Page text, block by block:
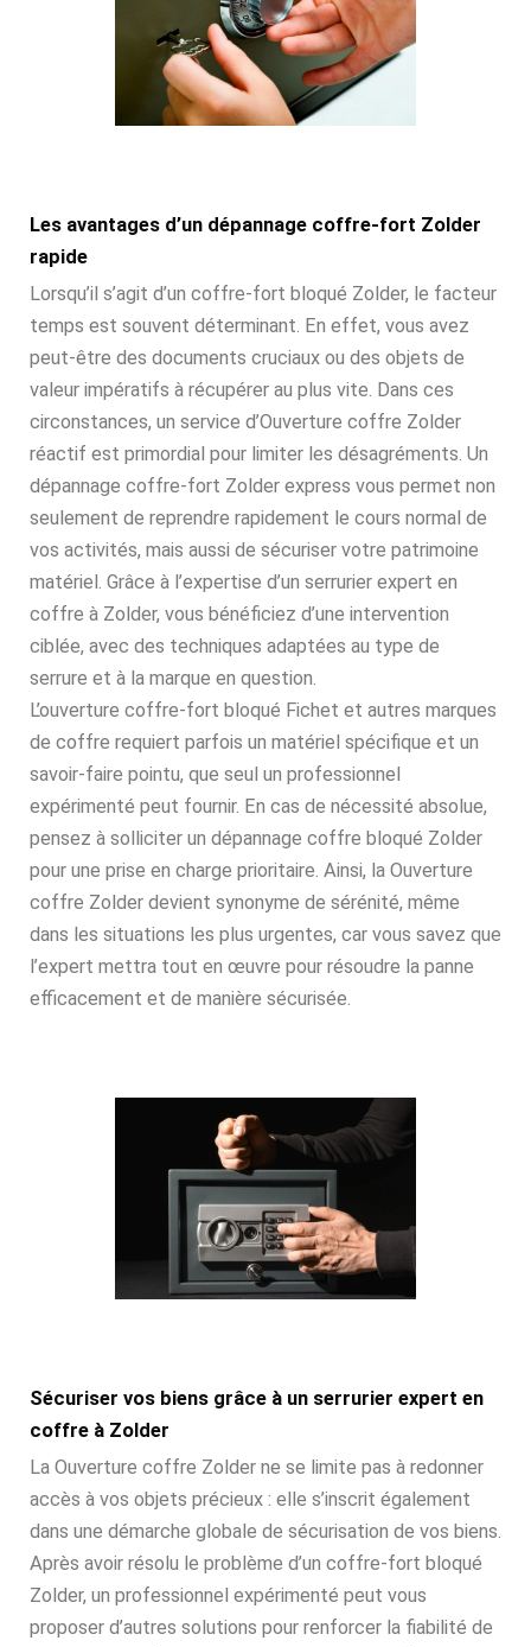
Les avantages d’un dépannage coffre-fort Zolder
rapide
Lorsqu’il s’agit d’un coffre-fort bloqué Zolder, le facteur
temps est souvent déterminant. En effet, vous avez
peut-être des documents cruciaux ou des objets de
valeur impératifs à récupérer au plus vite. Dans ces
circonstances, un service d’Ouverture coffre Zolder
réactif est primordial pour limiter les désagréments. Un
dépannage coffre-fort Zolder express vous permet non
seulement de reprendre rapidement le cours normal de
vos activités, mais aussi de sécuriser votre patrimoine
matériel. Grâce à l’expertise d’un serrurier expert en
coffre à Zolder, vous bénéficiez d’une intervention
ciblée, avec des techniques adaptées au type de
serrure et à la marque en question.
L’ouverture coffre-fort bloqué Fichet et autres marques
de coffre requiert parfois un matériel spécifique et un
savoir-faire pointu, que seul un professionnel
expérimenté peut fournir. En cas de nécessité absolue,
pensez à solliciter un dépannage coffre bloqué Zolder
pour une prise en charge prioritaire. Ainsi, la Ouverture
coffre Zolder devient synonyme de sérénité, même
dans les situations les plus urgentes, car vous savez que
l’expert mettra tout en œuvre pour résoudre la panne
efficacement et de manière sécurisée.
Sécuriser vos biens grâce à un serrurier expert en
coffre à Zolder
La Ouverture coffre Zolder ne se limite pas à redonner
accès à vos objets précieux : elle s’inscrit également
dans une démarche globale de sécurisation de vos biens.
Après avoir résolu le problème d’un coffre-fort bloqué
Zolder, un professionnel expérimenté peut vous
proposer d’autres solutions pour renforcer la fiabilité de